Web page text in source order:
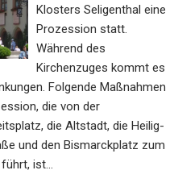
Klosters Seligenthal eine
Prozession statt.
Während des
Kirchenzuges kommt es
Folgende Maßnahmen
die von der
die Altstadt, die Heilig-
und den Bismarckplatz zum
ist…